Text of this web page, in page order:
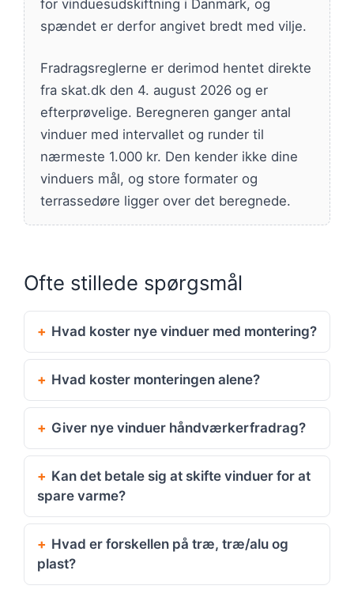
for vinduesudskiftning i Danmark, og
spændet er derfor angivet bredt med vilje.
Fradragsreglerne er derimod hentet direkte
fra skat.dk den 4. august 2026 og er
efterprøvelige. Beregneren ganger antal
vinduer med intervallet og runder til
nærmeste 1.000 kr. Den kender ikke dine
vinduers mål, og store formater og
terrassedøre ligger over det beregnede.
Ofte stillede spørgsmål
Hvad koster nye vinduer med montering?
Hvad koster monteringen alene?
Giver nye vinduer håndværkerfradrag?
Kan det betale sig at skifte vinduer for at
spare varme?
Hvad er forskellen på træ, træ/alu og
plast?